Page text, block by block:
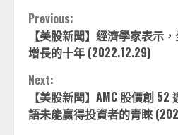
Continue
Reading
Previous:
【美股新聞】經濟學家表示
增長的十年 (2022.12.29)
Next:
【美股新聞】AMC 股價創
語未能贏得投資者的青睞